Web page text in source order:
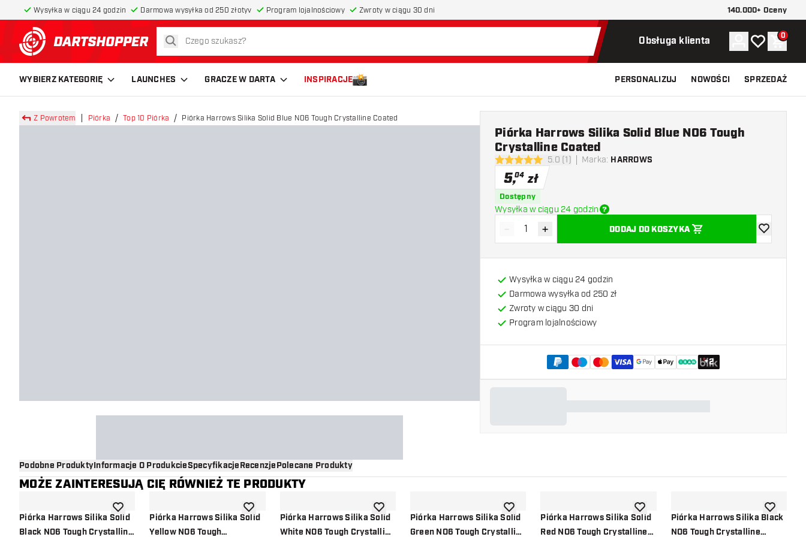
Wysyłka w ciągu 24 godzin Darmowa wysyłka od 250 złotyv Program lojalnościowy Zwroty w ciągu 30 dni 140.000+ Oceny
powrót do strony głównej
szukaj Obsługa klienta Konto
Moja listaKoszyk
0
WYBIERZ KATEGORIĘ LAUNCHES GRACZE W DARTA INSPIRACJE PERSONALIZUJ NOWOŚCI SPRZEDAŻ
Z Powrotem Piórka Top 10 Piórka Piórka Harrows Silika Solid Blue NO6 Tough Crystalline Coated
5 gwiazdki oceny5.0 (1) Marka: HARROWS
Piórka Harrows Silika Solid Blue NO6 Tough
Crystalline Coated
5,04 zł
Dostępny
Wysyłka w ciągu 24 godzin
Zmniejsz ilość
- Zwiększ ilość
+ DODAJ DO KOSZYKA
dodaj do
Wysyłka w ciągu 24 godzin
Darmowa wysyłka od 250 zł
Zwroty w ciągu 30 dni
Program lojalnościowy
+2
Podobne ProduktyInformacje O ProdukcieSpecyfikacjeRecenzjePolecane Produkty
MOŻE ZAINTERESUJĄ CIĘ RÓWNIEŻ TE PRODUKTY
Piórka Harrows Silika Solid
Black NO6 Tough Crystalline
dodaj do listy życzeńPiórka Harrows Silika Solid
Yellow NO6 Tough
dodaj do listy życzeńPiórka Harrows Silika Solid
White NO6 Tough Crystalline
dodaj do listy życzeńPiórka Harrows Silika Solid
Green NO6 Tough Crystalline
dodaj do listy życzeńPiórka Harrows Silika Solid
Red NO6 Tough Crystalline
dodaj do listy życzeńPiórka Harrows Silika Black
NO6 Tough Crystalline
dodaj do